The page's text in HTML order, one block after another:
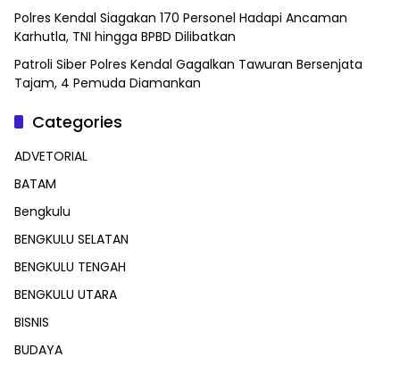
Polres Kendal Siagakan 170 Personel Hadapi Ancaman
Karhutla, TNI hingga BPBD Dilibatkan
Patroli Siber Polres Kendal Gagalkan Tawuran Bersenjata
Tajam, 4 Pemuda Diamankan
Categories
ADVETORIAL
BATAM
Bengkulu
BENGKULU SELATAN
BENGKULU TENGAH
BENGKULU UTARA
BISNIS
BUDAYA